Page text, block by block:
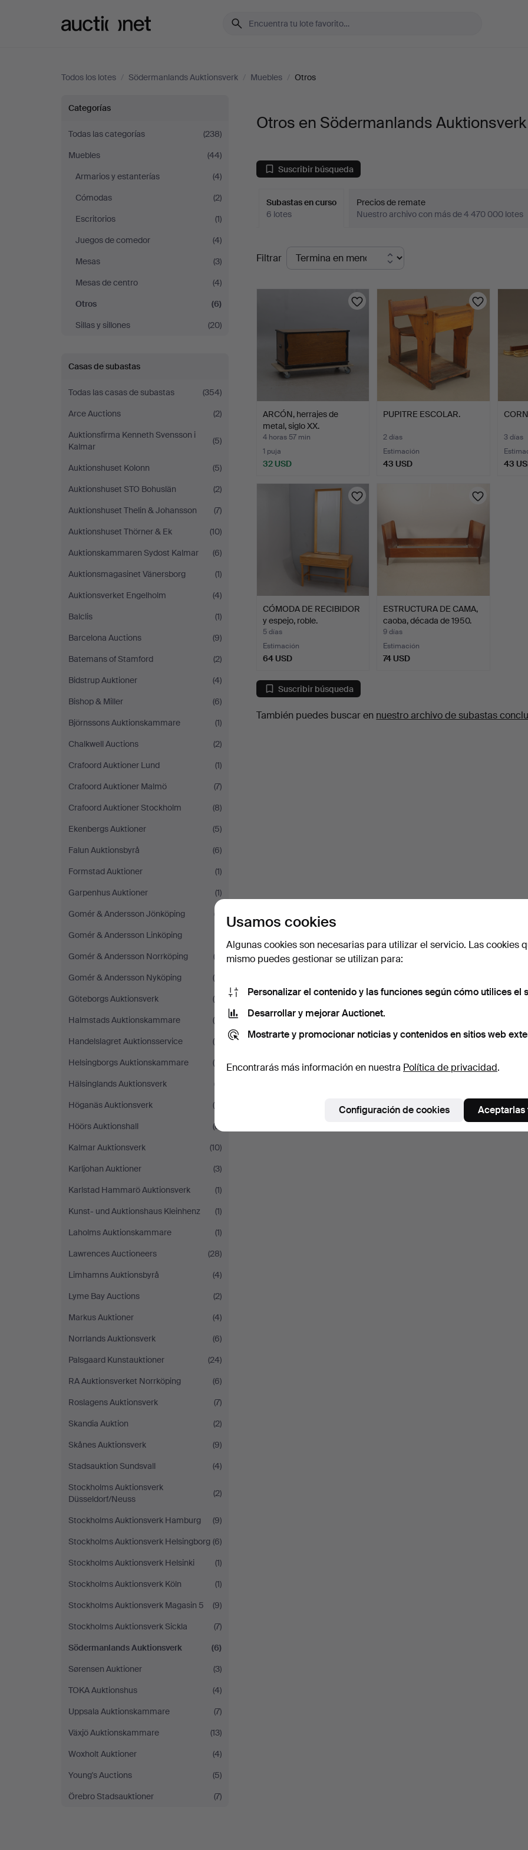
Todos los lotes / Södermanlands Auktionsverk / Muebles / Otros
Otros
en
Södermanlands
Auktionsverk
Categorías
Todas las categorías
(238)
Muebles
(44)
Armarios y estanterías
(4)
Cómodas
(2)
Escritorios
(1)
Juegos de comedor
(4)
Mesas
(3)
Mesas de centro
(4)
Otros
(6)
Sillas y sillones
(20)
Casas de subastas
Todas las casas de subastas
(354)
Arce Auctions
(2)
Auktionsfirma Kenneth Svensson i
Kalmar
(5)
Auktionshuset Kolonn
(5)
Auktionshuset STO Bohuslän
(2)
Auktionshuset Thelin & Johansson
(7)
Auktionshuset Thörner & Ek
(10)
Auktionskammaren Sydost Kalmar
(6)
Auktionsmagasinet Vänersborg
(1)
Auktionsverket Engelholm
(4)
Balclis
(1)
Barcelona Auctions
(9)
Batemans of Stamford
(2)
Bidstrup Auktioner
(4)
Bishop & Miller
(6)
Björnssons Auktionskammare
(1)
Chalkwell Auctions
(2)
Crafoord Auktioner Lund
(1)
Crafoord Auktioner Malmö
(7)
Crafoord Auktioner Stockholm
(8)
Ekenbergs Auktioner
(5)
Falun Auktionsbyrå
(6)
Formstad Auktioner
(1)
Garpenhus Auktioner
(1)
Gomér & Andersson Jönköping
(7)
Gomér & Andersson Linköping
Gomér & Andersson Norrköping
(3)
Gomér & Andersson Nyköping
(5)
Göteborgs Auktionsverk
(4)
Halmstads Auktionskammare
(9)
Handelslagret Auktionsservice
(8)
Helsingborgs Auktionskammare
(8)
Hälsinglands Auktionsverk
(7)
Höganäs Auktionsverk
(4)
Höörs Auktionshall
(6)
Kalmar Auktionsverk
(10)
Karljohan Auktioner
(3)
Karlstad Hammarö Auktionsverk
(1)
Kunst- und Auktionshaus Kleinhenz
(1)
Laholms Auktionskammare
(1)
Lawrences Auctioneers
(28)
Limhamns Auktionsbyrå
(4)
Lyme Bay Auctions
(2)
Markus Auktioner
(4)
Norrlands Auktionsverk
(6)
Palsgaard Kunstauktioner
(24)
RA Auktionsverket Norrköping
(6)
Roslagens Auktionsverk
(7)
Skandia Auktion
(2)
Skånes Auktionsverk
(9)
Stadsauktion Sundsvall
(4)
Stockholms Auktionsverk
Düsseldorf/Neuss
(2)
Stockholms Auktionsverk Hamburg
(9)
Stockholms Auktionsverk Helsingborg (6)
Stockholms Auktionsverk Helsinki
(1)
Stockholms Auktionsverk Köln
(1)
Stockholms Auktionsverk Magasin 5
(9)
Stockholms Auktionsverk Sickla
(7)
Södermanlands Auktionsverk
(6)
Sørensen Auktioner
(3)
TOKA Auktionshus
(4)
Uppsala Auktionskammare
(7)
Växjö Auktionskammare
(13)
Woxholt Auktioner
(4)
Young's Auctions
(5)
Örebro Stadsauktioner
(7)
Otros en Södermanlands Auktionsverk
Suscribir búsqueda
Subastas en curso
6 lotes
Precios de remate
Nuestro archivo con más de 4 470 000 lotes
Subastas
en
curso
Filtrar
ARCÓN, herrajes de
metal, siglo XX.
4 horas 57 min
1 puja
32 USD
PUPITRE ESCOLAR.
2 días
Estimación
43 USD
3 días
43
CÓMODA DE RECIBIDOR
y espejo, roble.
5 días
Estimación
64 USD
ESTRUCTURA DE CAMA,
caoba, década de 1950.
9 días
Estimación
74 USD
Suscribir búsqueda
También puedes buscar en nuestro archivo de subastas
Usamos cookies
Algunas cookies son necesarias para utilizar el servicio. Las cookies
mismo puedes gestionar se utilizan para:
Personalizar el contenido y las funciones según cómo utilices el
Desarrollar y mejorar Auctionet.
Mostrarte y promocionar noticias y contenidos en sitios web
Encontrarás más información en nuestra Política de privacidad.
Configuración de cookies Aceptarlas